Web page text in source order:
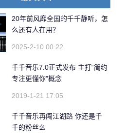
20年前风靡全国的千千静听，怎
么还有人在用？
2025-2-10 00:22
千千音乐7.0正式发布 主打“简约
专注更懂你”概念
2019-1-21 17:05
千千音乐再闯江湖路 你还是千
千的粉丝么